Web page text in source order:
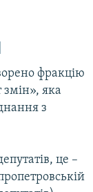
фракцію
яка
з
це –